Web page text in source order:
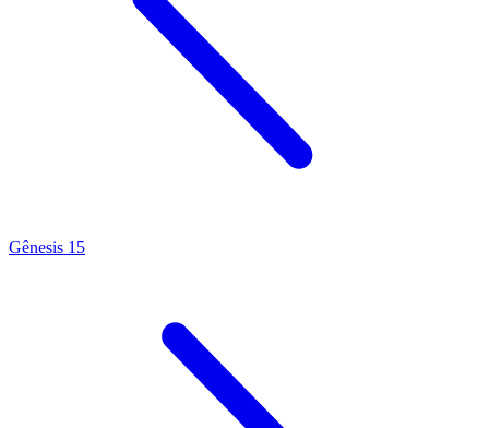
Gênesis 15